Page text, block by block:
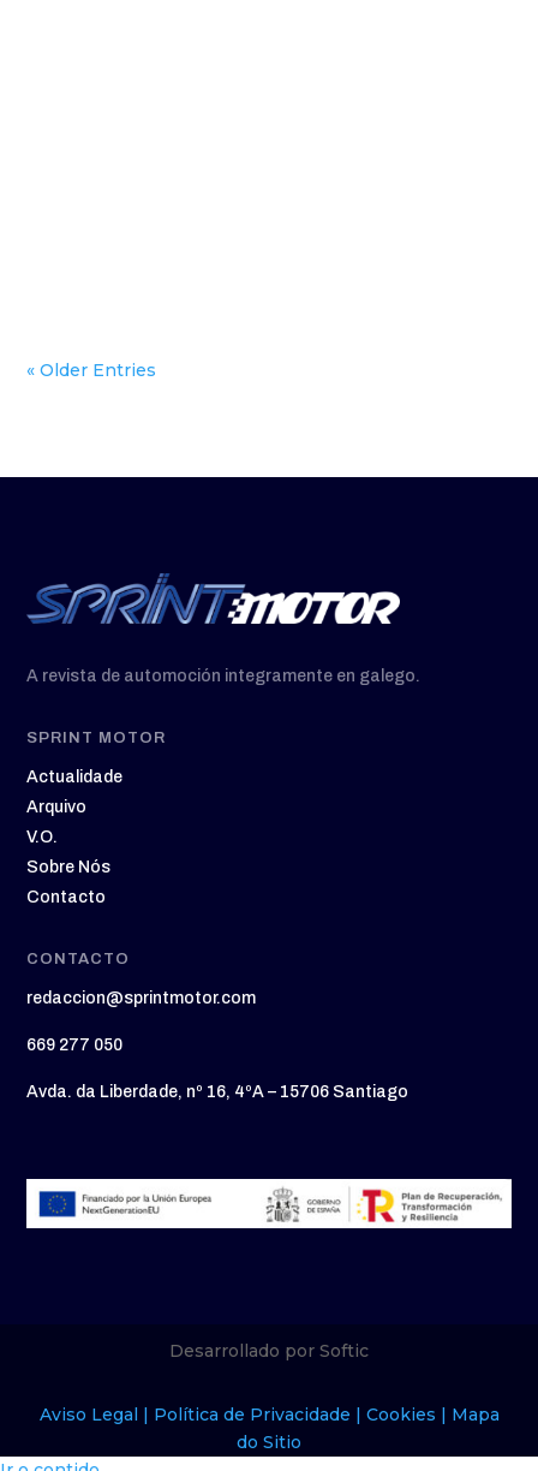
« Older Entries
A revista de automoción integramente en galego.
SPRINT MOTOR
Actualidade
Arquivo
V.O.
Sobre Nós
Contacto
CONTACTO
redaccion@sprintmotor.com
669 277 050
Avda. da Liberdade, nº 16, 4ºA – 15706 Santiago
Desarrollado por Softic
Aviso Legal | Política de Privacidade | Cookies | Mapa
do Sitio